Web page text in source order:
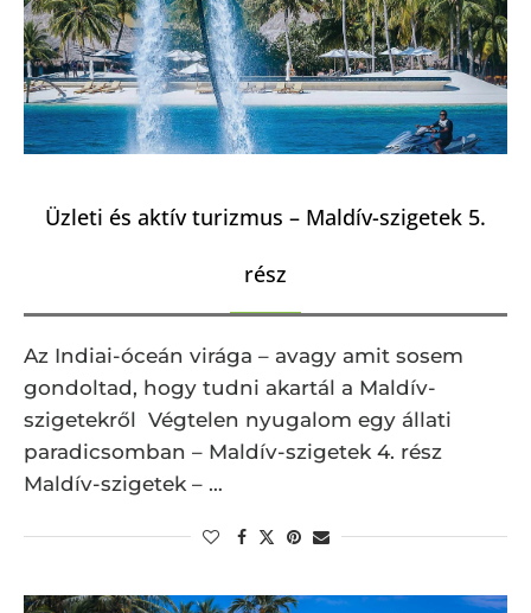
Üzleti és aktív turizmus – Maldív-szigetek 5.
rész
Az Indiai-óceán virága – avagy amit sosem
gondoltad, hogy tudni akartál a Maldív-
szigetekről Végtelen nyugalom egy állati
paradicsomban – Maldív-szigetek 4. rész
Maldív-szigetek – …